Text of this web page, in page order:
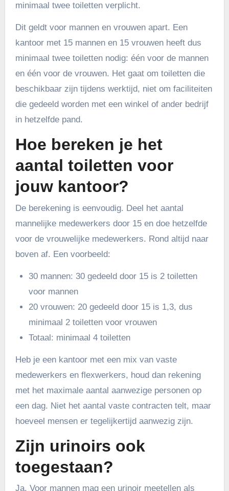
minimaal twee toiletten verplicht.
Dit geldt voor mannen en vrouwen apart. Een
kantoor met 15 mannen en 15 vrouwen heeft dus
minimaal twee toiletten nodig: één voor de mannen
en één voor de vrouwen. Het gaat om toiletten die
beschikbaar zijn tijdens werktijd, niet om faciliteiten
die gedeeld worden met een winkel of ander bedrijf
in hetzelfde pand.
Hoe bereken je het
aantal toiletten voor
jouw kantoor?
De berekening is eenvoudig. Deel het aantal
mannelijke medewerkers door 15 en doe hetzelfde
voor de vrouwelijke medewerkers. Rond altijd naar
boven af. Een voorbeeld:
30 mannen: 30 gedeeld door 15 is 2 toiletten
voor mannen
20 vrouwen: 20 gedeeld door 15 is 1,3, dus
minimaal 2 toiletten voor vrouwen
Totaal: minimaal 4 toiletten
Heb je een kantoor met een mix van vaste
medewerkers en flexwerkers, houd dan rekening
met het maximale aantal aanwezige personen op
een dag. Niet het aantal vaste contracten telt, maar
hoeveel mensen er tegelijkertijd aanwezig zijn.
Zijn urinoirs ook
toegestaan?
Ja. Voor mannen mag een urinoir meetellen als